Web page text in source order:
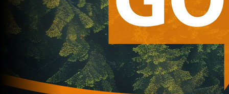
Reprezentacije
FIFA predstavila logo za Svjetsko prvenstvo
godine!
3 godina 2 mjesec
Najčitanije Najnovije